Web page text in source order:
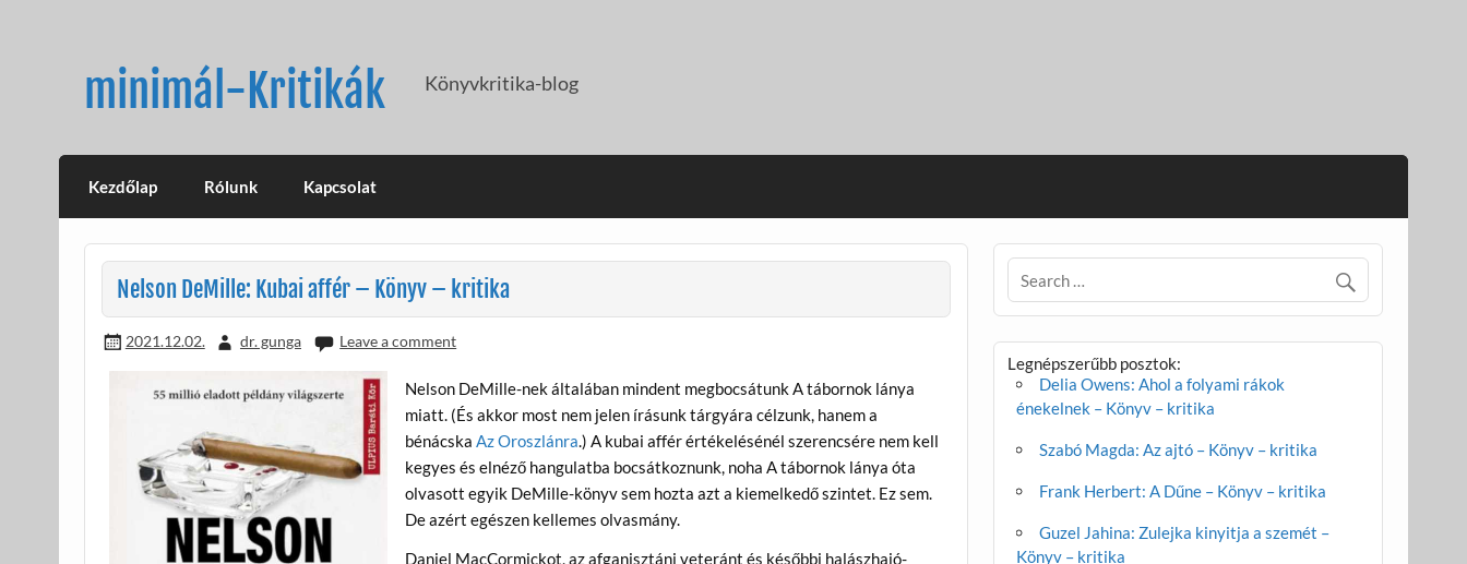
minimál-Kritikák Könyvkritika-blog
Kezdőlap Rólunk Kapcsolat
Nelson DeMille: Kubai affér – Könyv – kritika
2021.12.02. dr. gunga Leave a comment
Nelson DeMille-nek általában mindent megbocsátunk A tábornok lánya
miatt. (És akkor most nem jelen írásunk tárgyára célzunk, hanem a
bénácska Az Oroszlánra.) A kubai affér értékelésénél szerencsére nem kell
kegyes és elnéző hangulatba bocsátkoznunk, noha A tábornok lánya óta
olvasott egyik DeMille-könyv sem hozta azt a kiemelkedő szintet. Ez sem.
De azért egészen kellemes olvasmány.
Daniel MacCormickot, az afganisztáni veteránt és későbbi halászhajó-
Legnépszerűbb posztok:
Delia Owens: Ahol a folyami rákok
énekelnek – Könyv – kritika
Szabó Magda: Az ajtó – Könyv – kritika
Frank Herbert: A Dűne – Könyv – kritika
Guzel Jahina: Zulejka kinyitja a szemét –
Könyv – kritika